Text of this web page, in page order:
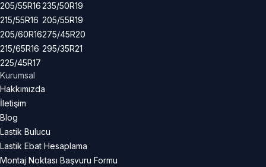
205/55R16
215/55R16
205/60R16
215/65R16
225/45R17
235/50R19
205/55R19
275/45R20
295/35R21
Kurumsal
Hakkımızda
İletişim
Blog
Lastik Bulucu
Lastik Ebat Hesaplama
Montaj Noktası Başvuru Formu